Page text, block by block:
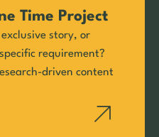
Time Project
story, or
requirement?
driven content